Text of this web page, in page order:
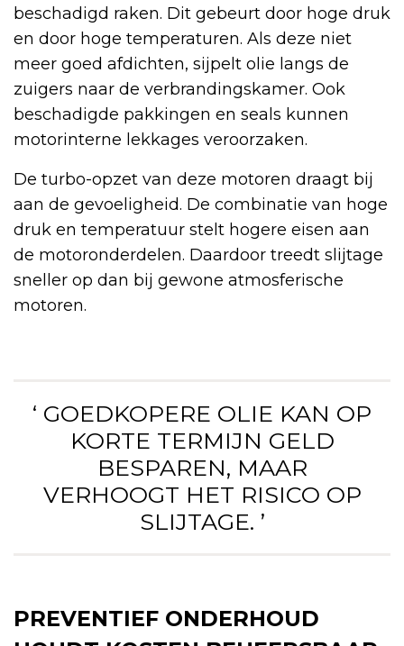
beschadigd raken. Dit gebeurt door hoge druk
en door hoge temperaturen. Als deze niet
meer goed afdichten, sijpelt olie langs de
zuigers naar de verbrandingskamer. Ook
beschadigde pakkingen en seals kunnen
motorinterne lekkages veroorzaken.
De turbo-opzet van deze motoren draagt bij
aan de gevoeligheid. De combinatie van hoge
druk en temperatuur stelt hogere eisen aan
de motoronderdelen. Daardoor treedt slijtage
sneller op dan bij gewone atmosferische
motoren.
‘ GOEDKOPERE OLIE KAN OP
KORTE TERMIJN GELD
BESPAREN, MAAR
VERHOOGT HET RISICO OP
SLIJTAGE. ’
PREVENTIEF ONDERHOUD